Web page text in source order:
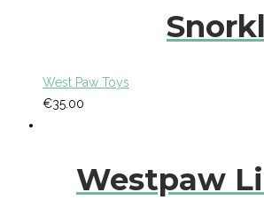
Snorkl
West Paw Toys
€35.00
Westpaw